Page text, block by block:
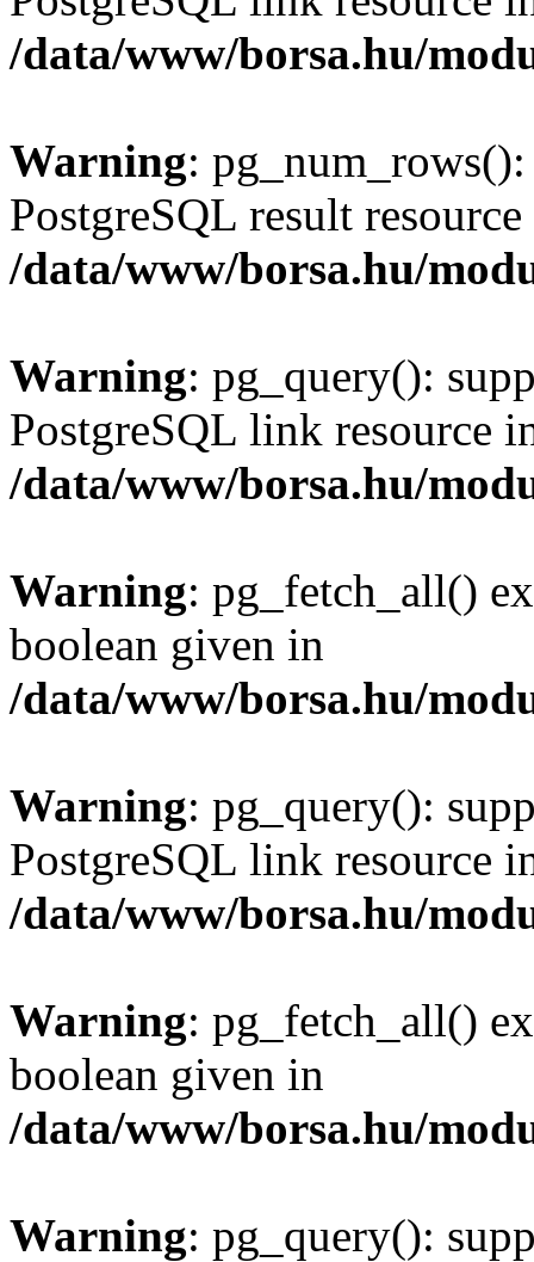
/data/www/borsa.hu/
Warning:
PostgreSQL result
/data/www/borsa.hu/
Warning: pg_query():
PostgreSQL link resource
/data/www/borsa.hu/
Warning: pg_fetch_all()
boolean given in
/data/www/borsa.hu/
Warning: pg_query():
PostgreSQL link resource
/data/www/borsa.hu/
Warning: pg_fetch_all()
boolean given in
/data/www/borsa.hu/
Warning: pg_query():